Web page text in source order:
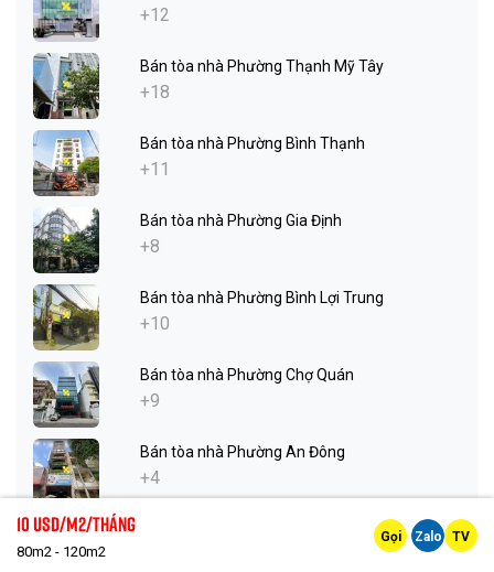
+12
Bán tòa nhà Phường Thạnh Mỹ Tây
+18
Bán tòa nhà Phường Bình Thạnh
+11
Bán tòa nhà Phường Gia Định
+8
Bán tòa nhà Phường Bình Lợi Trung
+10
Bán tòa nhà Phường Chợ Quán
+9
Bán tòa nhà Phường An Đông
+4
10 Usd/m2/tháng
80m2 - 120m2
Gọi Zalo TV